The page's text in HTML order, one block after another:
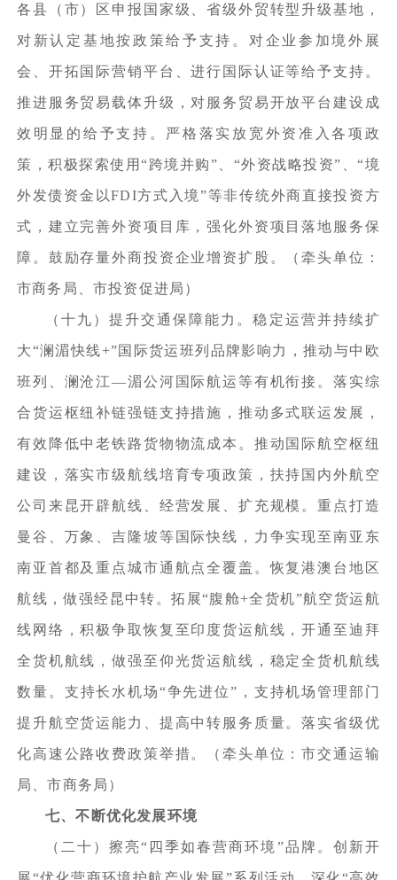
各县（市）区申报国家级、省级外贸转型升级基地，
对新认定基地按政策给予支持。对企业参加境外展
会、开拓国际营销平台、进行国际认证等给予支持。
推进服务贸易载体升级，对服务贸易开放平台建设成
效明显的给予支持。严格落实放宽外资准入各项政
策，积极探索使用“跨境并购”、“外资战略投资”、“境
外发债资金以FDI方式入境”等非传统外商直接投资方
式，建立完善外资项目库，强化外资项目落地服务保
障。鼓励存量外商投资企业增资扩股。（牵头单位：
市商务局、市投资促进局）
（十九）提升交通保障能力。稳定运营并持续扩
大“澜湄快线+”国际货运班列品牌影响力，推动与中欧
班列、澜沧江—湄公河国际航运等有机衔接。落实综
合货运枢纽补链强链支持措施，推动多式联运发展，
有效降低中老铁路货物物流成本。推动国际航空枢纽
建设，落实市级航线培育专项政策，扶持国内外航空
公司来昆开辟航线、经营发展、扩充规模。重点打造
曼谷、万象、吉隆坡等国际快线，力争实现至南亚东
南亚首都及重点城市通航点全覆盖。恢复港澳台地区
航线，做强经昆中转。拓展“腹舱+全货机”航空货运航
线网络，积极争取恢复至印度货运航线，开通至迪拜
全货机航线，做强至仰光货运航线，稳定全货机航线
数量。支持长水机场“争先进位”，支持机场管理部门
提升航空货运能力、提高中转服务质量。落实省级优
化高速公路收费政策举措。（牵头单位：市交通运输
局、市商务局）
七、不断优化发展环境
（二十）擦亮“四季如春营商环境”品牌。创新开